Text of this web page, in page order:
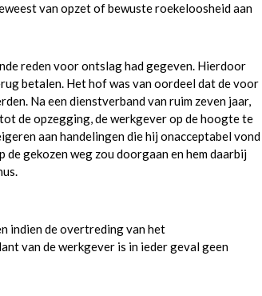
van opzet of bewuste roekeloosheid aan
reden voor ontslag had gegeven. Hierdoor
betalen. Het hof was van oordeel dat de voor
Na een dienstverband van ruim zeven jaar,
de opzegging, de werkgever op de hoogte te
aan handelingen die hij onacceptabel vond
de gekozen weg zou doorgaan en hem daarbij
indien de overtreding van het
van de werkgever is in ieder geval geen